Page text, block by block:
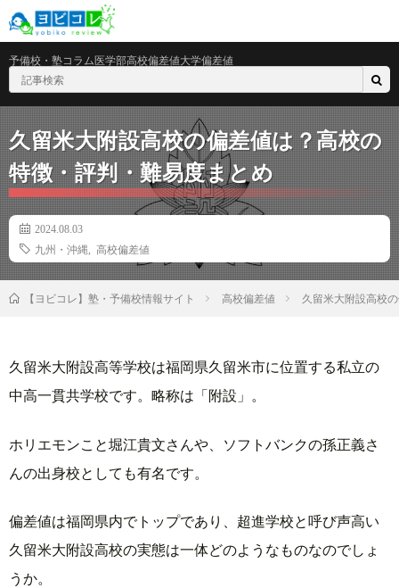
予備校・塾コラム医学部高校偏差値大学偏差値
久留米大附設高校の偏差値は？高校の
特徴・評判・難易度まとめ
2024.08.03
九州・沖縄
高校偏差値
【ヨビコレ】塾・予備校情報サイト 高校偏差値 久留米大附設高校
久留米大附設高等学校は福岡県久留米市に位置する私立の
中高一貫共学校です。略称は「附設」。
ホリエモンこと堀江貴文さんや、ソフトバンクの孫正義さ
んの出身校としても有名です。
偏差値は福岡県内でトップであり、超進学校と呼び声高い
久留米大附設高校の実態は一体どのようなものなのでしょ
うか。